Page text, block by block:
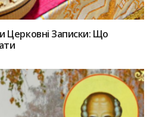
Церковні Записки: Що